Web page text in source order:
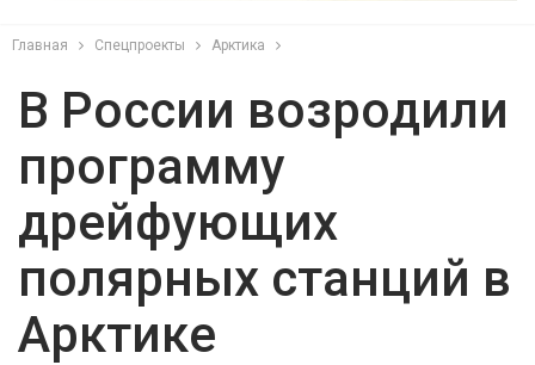
Главная Спецпроекты Арктика
В России возродили
программу
дрейфующих
полярных станций в
Арктике